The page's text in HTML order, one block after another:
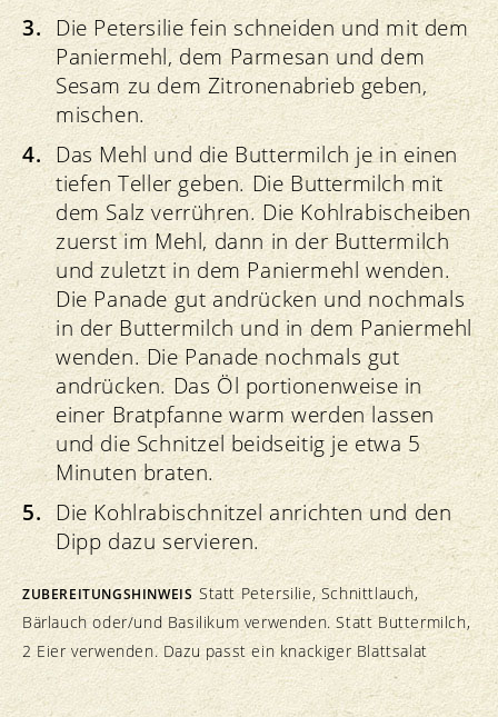
Die Petersilie fein schneiden und mit dem
Paniermehl, dem Parmesan und dem
Sesam zu dem Zitronenabrieb geben,
mischen.
Das Mehl und die Buttermilch je in einen
tiefen Teller geben. Die Buttermilch mit
dem Salz verrühren. Die Kohlrabischeiben
zuerst im Mehl, dann in der Buttermilch
und zuletzt in dem Paniermehl wenden.
Die Panade gut andrücken und nochmals
in der Buttermilch und in dem Paniermehl
wenden. Die Panade nochmals gut
andrücken. Das Öl portionenweise in
einer Bratpfanne warm werden lassen
und die Schnitzel beidseitig je etwa 5
Minuten braten.
Die Kohlrabischnitzel anrichten und den
Dipp dazu servieren.
ZUBEREITUNGSHINWEIS Statt Petersilie, Schnittlauch,
Bärlauch oder/und Basilikum verwenden. Statt Buttermilch,
2 Eier verwenden. Dazu passt ein knackiger Blattsalat